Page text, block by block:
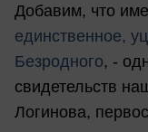
Добавим, что
единственное,
Безродного, -
свидетельств
Логинова,